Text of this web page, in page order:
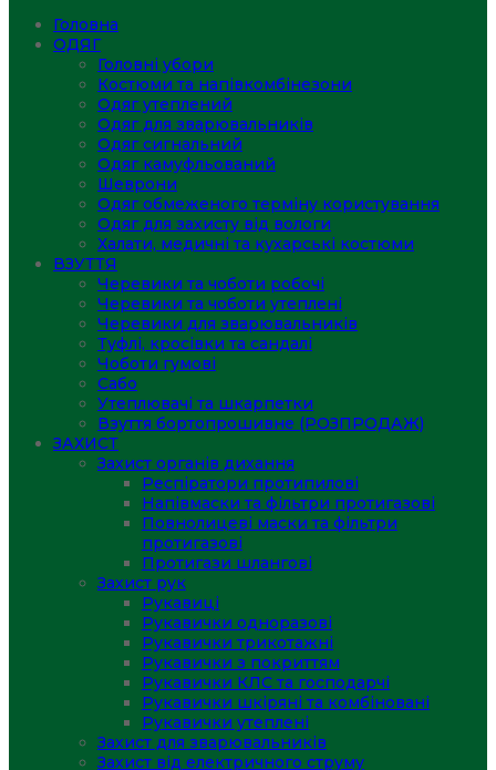
Головна
ОДЯГ
Головні убори
Костюми та напівкомбінезони
Одяг утеплений
Одяг для зварювальників
Одяг сигнальний
Одяг камуфльований
Шеврони
Одяг обмеженого терміну користування
Одяг для захисту від вологи
Халати, медичні та кухарські костюми
ВЗУТТЯ
Черевики та чоботи робочі
Черевики та чоботи утеплені
Черевики для зварювальників
Туфлі, кросівки та сандалі
Чоботи гумові
Сабо
Утеплювачі та шкарпетки
Взуття бортопрошивне (РОЗПРОДАЖ)
ЗАХИСТ
Захист органів дихання
Респіратори протипилові
Напівмаски та фільтри протигазові
Повнолицеві маски та фільтри
протигазові
Протигази шлангові
Захист рук
Рукавиці
Рукавички одноразові
Рукавички трикотажні
Рукавички з покриттям
Рукавички КЛС та господарчі
Рукавички шкіряні та комбіновані
Рукавички утеплені
Захист для зварювальників
Захист від електричного струму